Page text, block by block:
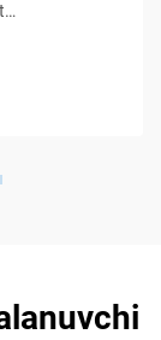
himoya